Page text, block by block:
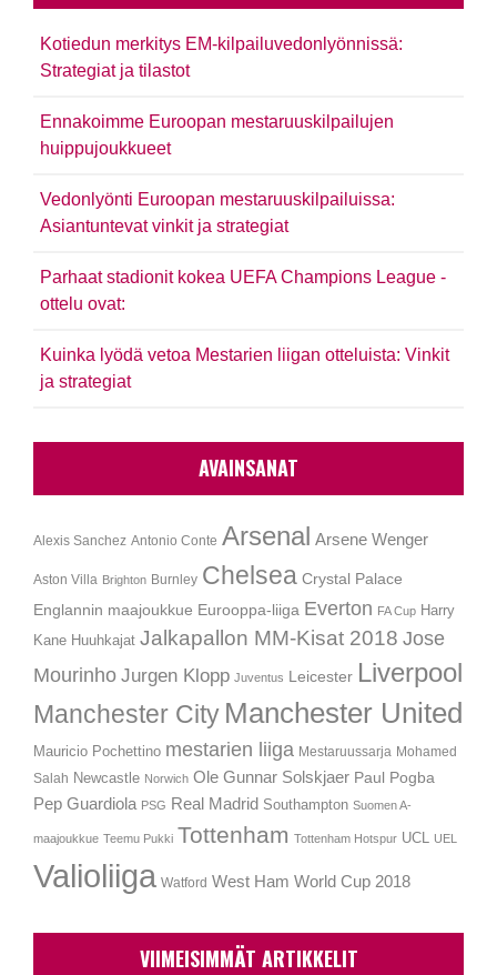
Kotiedun merkitys EM-kilpailuvedonlyönnissä:
Strategiat ja tilastot
Ennakoimme Euroopan mestaruuskilpailujen
huippujoukkueet
Vedonlyönti Euroopan mestaruuskilpailuissa:
Asiantuntevat vinkit ja strategiat
Parhaat stadionit kokea UEFA Champions League -
ottelu ovat:
Kuinka lyödä vetoa Mestarien liigan otteluista: Vinkit
ja strategiat
AVAINSANAT
Alexis Sanchez Antonio Conte Arsenal Arsene Wenger
Aston Villa Brighton Burnley Chelsea Crystal Palace
Englannin maajoukkue Eurooppa-liiga Everton FA Cup Harry
Kane Huuhkajat Jalkapallon MM-Kisat 2018 Jose
Mourinho Jurgen Klopp Juventus Leicester Liverpool
Manchester City Manchester United
Mauricio Pochettino mestarien liiga Mestaruussarja Mohamed
Salah Newcastle Norwich Ole Gunnar Solskjaer Paul Pogba
Pep Guardiola PSG Real Madrid Southampton Suomen A-
maajoukkue Teemu Pukki Tottenham Tottenham Hotspur UCL UEL
Valioliiga Watford West Ham World Cup 2018
VIIMEISIMMÄT ARTIKKELIT